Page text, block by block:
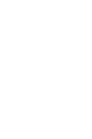
Черный
на